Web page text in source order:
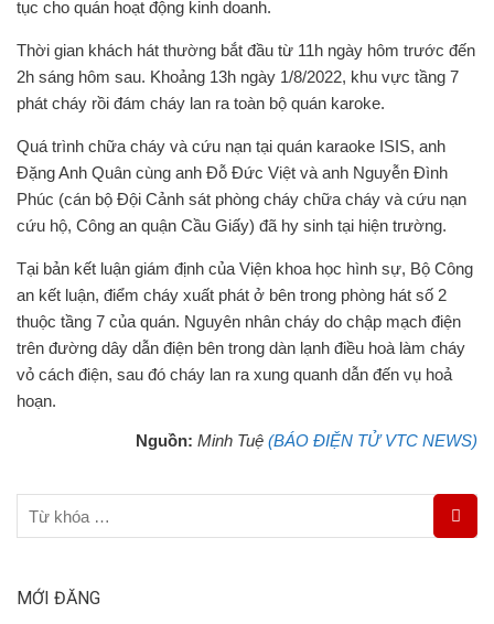
tục cho quán hoạt động kinh doanh.
Thời gian khách hát thường bắt đầu từ 11h ngày hôm trước đến
2h sáng hôm sau. Khoảng 13h ngày 1/8/2022, khu vực tầng 7
phát cháy rồi đám cháy lan ra toàn bộ quán karoke.
Quá trình chữa cháy và cứu nạn tại quán karaoke ISIS, anh
Đặng Anh Quân cùng anh Đỗ Đức Việt và anh Nguyễn Đình
Phúc (cán bộ Đội Cảnh sát phòng cháy chữa cháy và cứu nạn
cứu hộ, Công an quận Cầu Giấy) đã hy sinh tại hiện trường.
Tại bản kết luận giám định của Viện khoa học hình sự, Bộ Công
an kết luận, điểm cháy xuất phát ở bên trong phòng hát số 2
thuộc tầng 7 của quán. Nguyên nhân cháy do chập mạch điện
trên đường dây dẫn điện bên trong dàn lạnh điều hoà làm cháy
vỏ cách điện, sau đó cháy lan ra xung quanh dẫn đến vụ hoả
hoạn.
Nguồn: Minh Tuệ (BÁO ĐIỆN TỬ VTC NEWS)
MỚI ĐĂNG